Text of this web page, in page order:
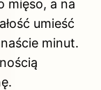
mięso, a na
umieść
minut.